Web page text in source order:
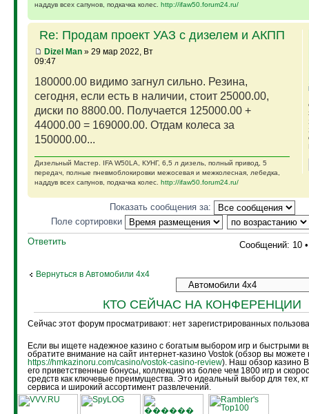
наддув всех сапунов, подкачка колес. http://ifaw50.forum24.ru/
Re: Продам проект УАЗ с дизелем и АКПП
Dizel Man» 29 мар 2022, Вт
09:47
180000.00 видимо загнул сильно. Резина,
сегодня, если есть в наличии, стоит 25000.00,
диски по 8800.00. Получается 125000.00 +
44000.00 = 169000.00. Отдам колеса за
150000.00...
Дизельный Мастер. IFA W50LA, КУНГ, 6,5 л дизель, полный привод, 5
передач, полные пневмоблокировки межосевая и межколесная, лебедка,
наддув всех сапунов, подкачка колес. http://ifaw50.forum24.ru/
Показать сообщения за:
Поле сортировки
Ответить
Сообщений: 10
Вернуться в Автомобили 4х4
КТО СЕЙЧАС НА КОНФЕРЕНЦИИ
Сейчас этот форум просматривают: нет зарегистрированных
Если вы ищете надежное казино с богатым выбором игр и быстрыми
обратите внимание на сайт интернет-казино Vostok (обзор вы можете
https://hmkazinoru.com/casino/vostok-casino-review). Наш обзор казино
его приветственные бонусы, коллекцию из более чем 1800 игр и
средств как ключевые преимущества. Это идеальный выбор для тех,
сервиса и широкий ассортимент развлечений.